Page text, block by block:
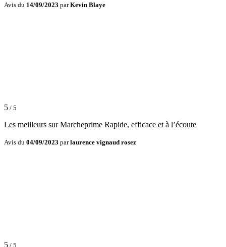
Avis du 14/09/2023 parKevin Blaye
5 / 5
Les meilleurs sur Marcheprime Rapide, efficace et à l’écoute
Avis du 04/09/2023 parlaurence vignaud rosez
5 / 5